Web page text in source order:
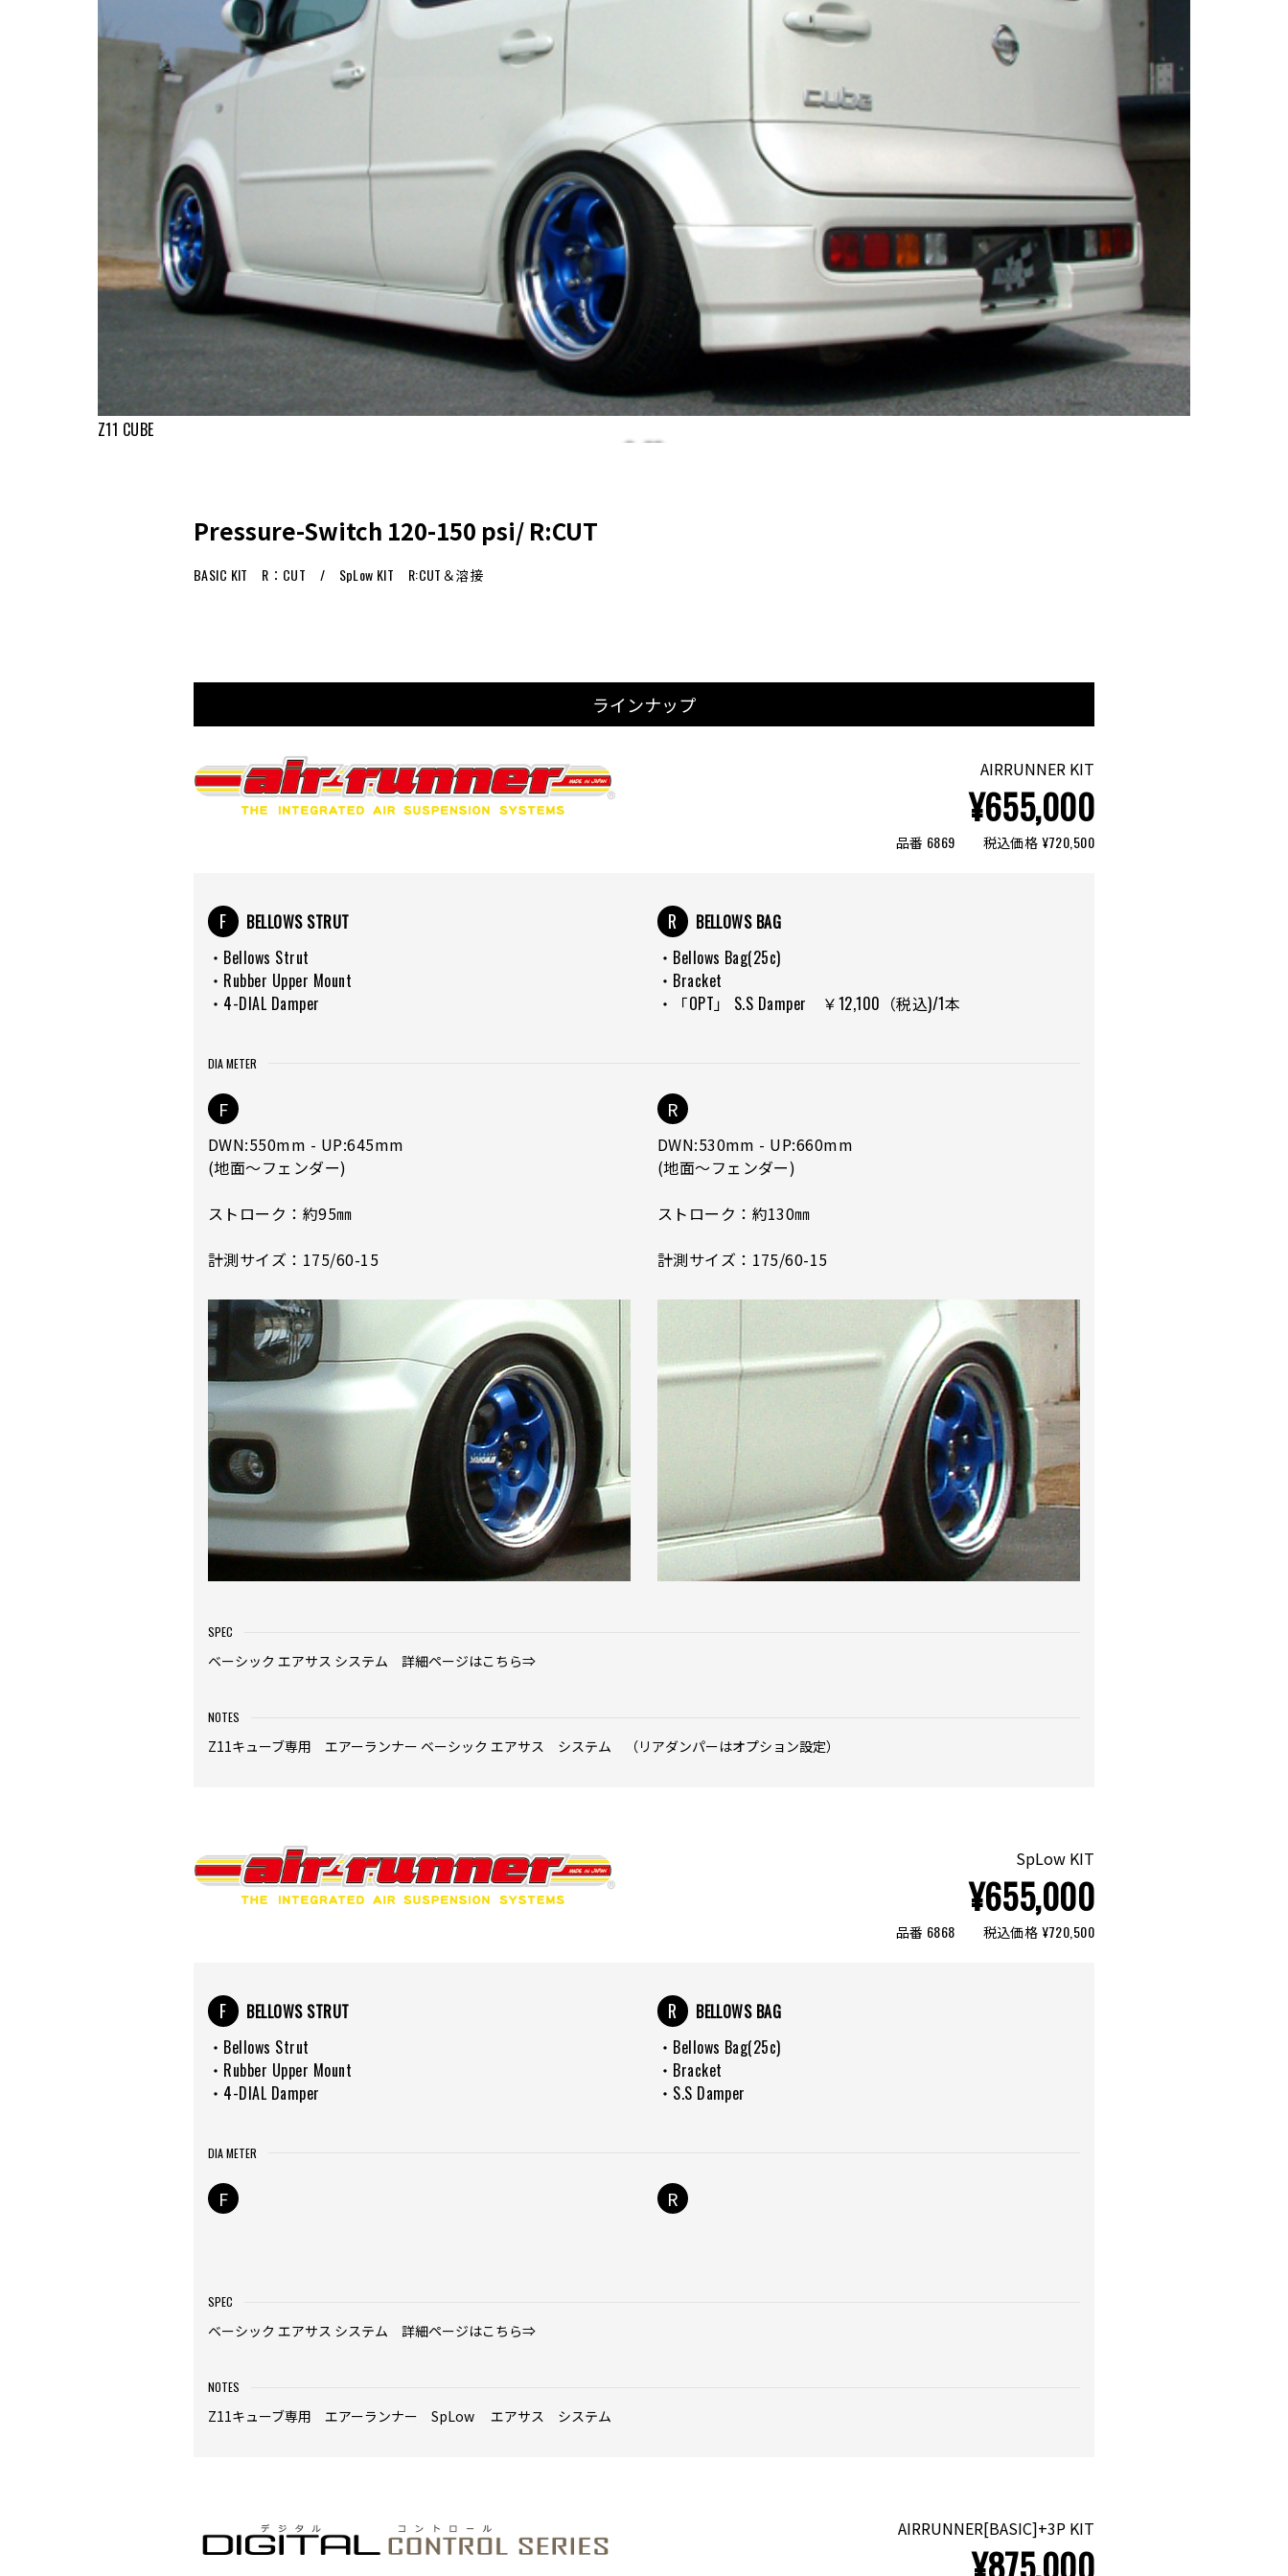
Z11 CUBE [DOWN]
Pressure-Switch 120-150 psi/ R:CUT
BASIC KIT R：CUT / SpLow KIT R:CUT＆溶接
ラインナップ
AIRRUNNER KIT
¥655,000
品番 6869 税込価格 ¥720,500
F
BELLOWS STRUT
・Bellows Strut
・Rubber Upper Mount
・4-DIAL Damper
R
BELLOWS BAG
・Bellows Bag(25c)
・Bracket
・「OPT」 S.S Damper ￥12,100（税込)/1本
DIA METER
F
DWN:550mm - UP:645mm
(地面～フェンダー)
ストローク：約95㎜
計測サイズ：175/60-15
R
DWN:530mm - UP:660mm
(地面～フェンダー)
ストローク：約130㎜
計測サイズ：175/60-15
SPEC
ベーシック エアサス システム 詳細ページはこちら⇒
NOTES
Z11キューブ専用 エアーランナー ベーシック エアサス システム （リアダンパーはオプション設定）
SpLow KIT
¥655,000
品番 6868 税込価格 ¥720,500
F
BELLOWS STRUT
・Bellows Strut
・Rubber Upper Mount
・4-DIAL Damper
R
BELLOWS BAG
・Bellows Bag(25c)
・Bracket
・S.S Damper
DIA METER
F R
SPEC
ベーシック エアサス システム 詳細ページはこちら⇒
NOTES
Z11キューブ専用 エアーランナー SpLow エアサス システム
AIRRUNNER[BASIC]+3P KIT
¥875,000